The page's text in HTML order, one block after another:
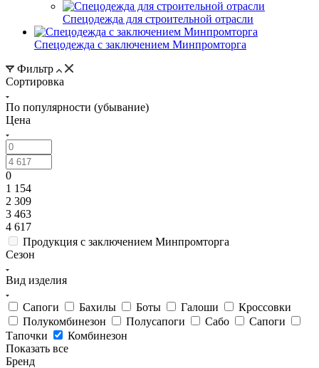
Спецодежда для строительной отрасли
Спецодежда с заключением Минпромторга
Фильтр
Сортировка
По популярности (убывание)
Цена
0
1 154
2 309
3 463
4 617
Продукция с заключением Минпромторга
Сезон
Вид изделия
Cапоги Бахилы Боты Галоши
Кроссовки
Полукомбинезон
Полусапоги Сабо
Сапоги
Тапочки
Комбинезон
Показать все
Бренд